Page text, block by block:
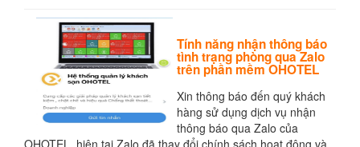
Tính năng nhận thông báo
tình trạng phòng qua Zalo
trên phần mềm OHOTEL
Xin thông báo đến quý khách
hàng sử dụng dịch vụ nhận
thông báo qua Zalo của
OHOTEL, hiện tại Zalo đã thay đổi chính sách hoạt động và